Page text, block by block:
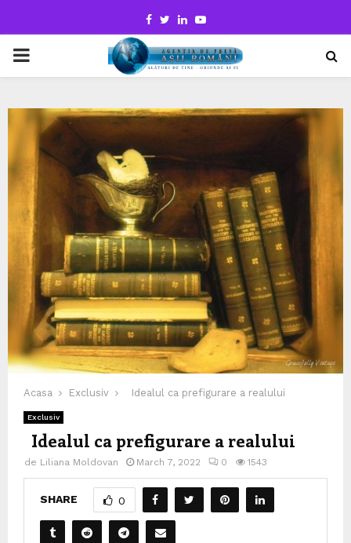
Facebook
TwitterLinkedinYoutube
PRIMARY
Acasa Exclusiv Idealul ca prefigurare a realului
Exclusiv
Idealul ca prefigurare a realului
de Liliana Moldovan March 7, 2022 0 1543
SHARE 0